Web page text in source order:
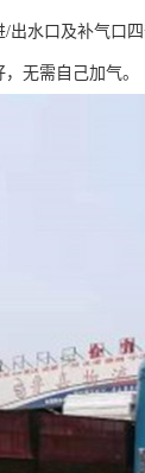
出水口及补气口
无需自己加气。